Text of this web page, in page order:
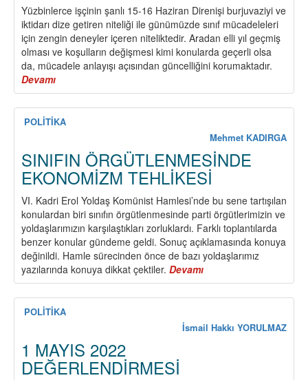
Yüzbinlerce işçinin şanlı 15-16 Haziran Direnişi burjuvaziyi ve
iktidarı dize getiren niteliği ile günümüzde sınıf mücadeleleri
için zengin deneyler içeren niteliktedir. Aradan elli yıl geçmiş
olması ve koşulların değişmesi kimi konularda geçerli olsa
da, mücadele anlayışı açısından güncelliğini korumaktadır.
Devamı
15-
16
HAZİRAN
DİRENİŞİ’NİN
BUGÜN
İÇİN
ANLAMI
POLİTİKA
Mehmet KADIRGA
SINIFIN ÖRGÜTLENMESİNDE
EKONOMİZM TEHLİKESİ
VI. Kadri Erol Yoldaş Komünist Hamlesi’nde bu sene tartışılan
konulardan biri sınıfın örgütlenmesinde parti örgütlerimizin ve
yoldaşlarımızın karşılaştıkları zorluklardı. Farklı toplantılarda
benzer konular gündeme geldi. Sonuç açıklamasında konuya
değinildi. Hamle sürecinden önce de bazı yoldaşlarımız
yazılarında konuya dikkat çektiler. Devamı
SINIFIN
ÖRGÜTLENMESİNDE
TEHLİKESİ
POLİTİKA
İsmail Hakkı YORULMAZ
1 MAYIS 2022
DEĞERLENDİRMESİ